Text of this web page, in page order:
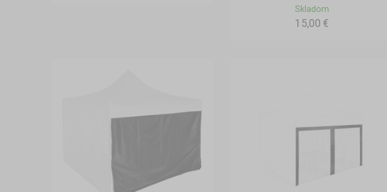
Skladom
15,00 €